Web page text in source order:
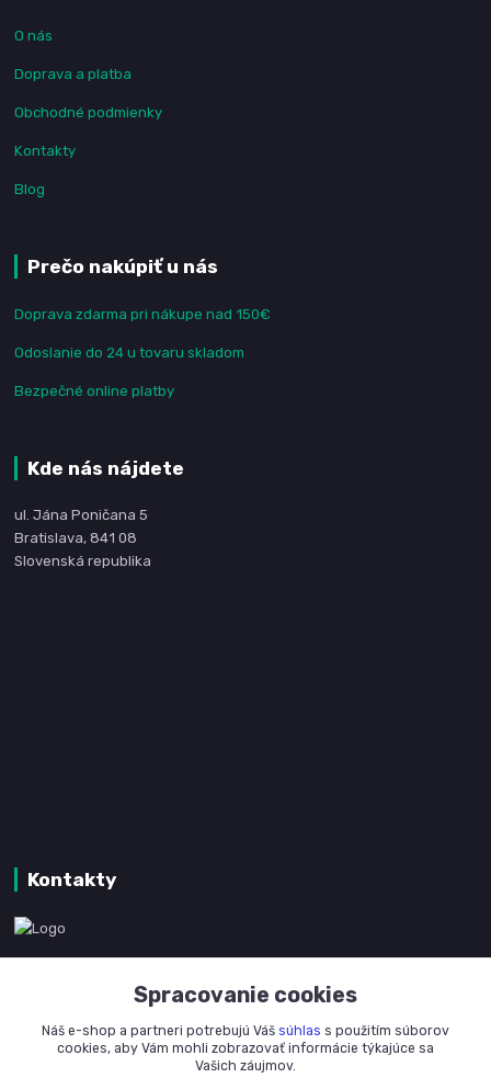
O nás
Doprava a platba
Obchodné podmienky
Kontakty
Blog
Prečo nakúpiť u nás
Doprava zdarma pri nákupe nad 150€
Odoslanie do 24 u tovaru skladom
Bezpečné online platby
Kde nás nájdete
ul. Jána Poničana 5
Bratislava, 841 08
Slovenská republika
Kontakty
+421 905 327 801
(Po-Pia, 8-16 hod.)
Spracovanie cookies
Náš e-shop a partneri potrebujú Váš súhlas s použitím súborov
cookies, aby Vám mohli zobrazovať informácie týkajúce sa
Vašich záujmov.